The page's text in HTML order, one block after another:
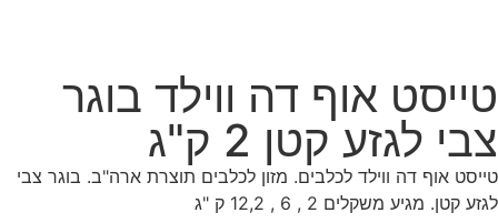
טייסט אוף דה ווילד בוגר
צבי לגזע קטן 2 ק"ג
טייסט אוף דה ווילד לכלבים. מזון לכלבים תוצרת ארה"ב. בוגר צבי
לגזע קטן. מגיע משקלים 2 , 6 , 12,2 ק "ג